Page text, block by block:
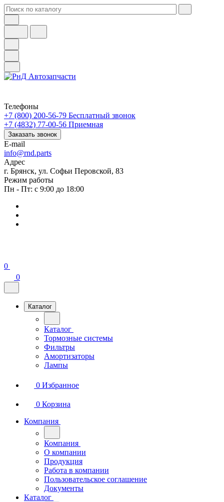
Телефоны
+7 (800) 200-56-79 Бесплатный звонок
+7 (4832) 77-00-56 Приемная
Заказать звонок
E-mail
info@rnd.parts
Адрес
г. Брянск, ул. Софьи Перовской, 83
Режим работы
Пн - Пт: с 9:00 до 18:00
0
0
Каталог
Каталог
Тормозные системы
Фильтры
Амортизаторы
Лампы
0 Избранное
0 Корзина
Компания
Компания
О компании
Продукция
Работа в компании
Пользовательское соглашение
Документы
Каталог